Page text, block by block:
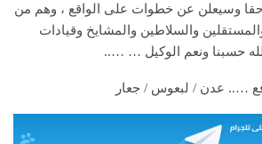
وسيعلن عن خطوات على الواقع ، وهم من
والسلاطين والمشايخ وقيادات
حسبنا ونعم الوكيل … …..
….. عدن / لبعوس / جعار